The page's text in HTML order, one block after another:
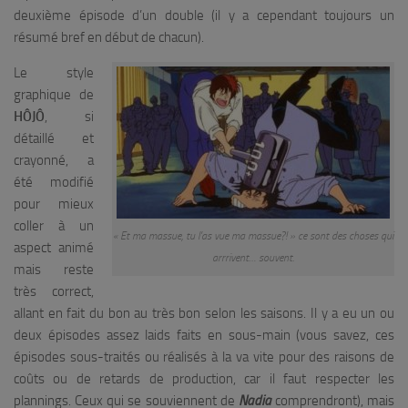
deuxième épisode d’un double (il y a cependant toujours un
résumé bref en début de chacun).
« Et ma massue, tu l’as vue ma massue?! » ce sont des choses qui
arrrivent… souvent.
Le style
graphique de
HÔJÔ, si
détaillé et
crayonné, a
été modifié
pour mieux
coller à un
aspect animé
mais reste
très correct,
allant en fait du bon au très bon selon les saisons. Il y a eu un ou
deux épisodes assez laids faits en sous-main (vous savez, ces
épisodes sous-traités ou réalisés à la va vite pour des raisons de
coûts ou de retards de production, car il faut respecter les
plannings. Ceux qui se souviennent de Nadiacomprendront), mais